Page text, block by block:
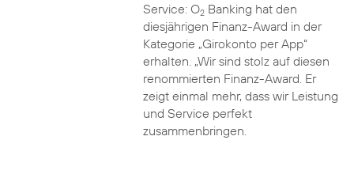
Service: O2Banking hat den
diesjährigen Finanz-Award in der
Kategorie „Girokonto per App“
erhalten. „Wir sind stolz auf diesen
renommierten Finanz-Award. Er
zeigt einmal mehr, dass wir Leistung
und Service perfekt
zusammenbringen.